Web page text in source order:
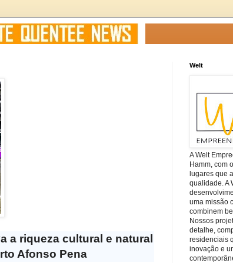
a riqueza cultural e natural
Afonso Pena
Welt
A Welt
Hamm, com
lugares que
qualidade. A
uma missão
combinem
Nossos
detalhe,
residenciais
inovação e